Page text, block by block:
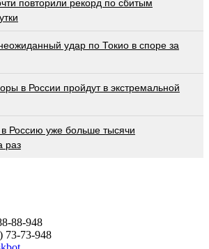
повторили рекорд по сбитым
удар по Токио в споре за
в России пройдут в экстремальной
Россию уже больше тысячи
раз
88-948
73-73-948